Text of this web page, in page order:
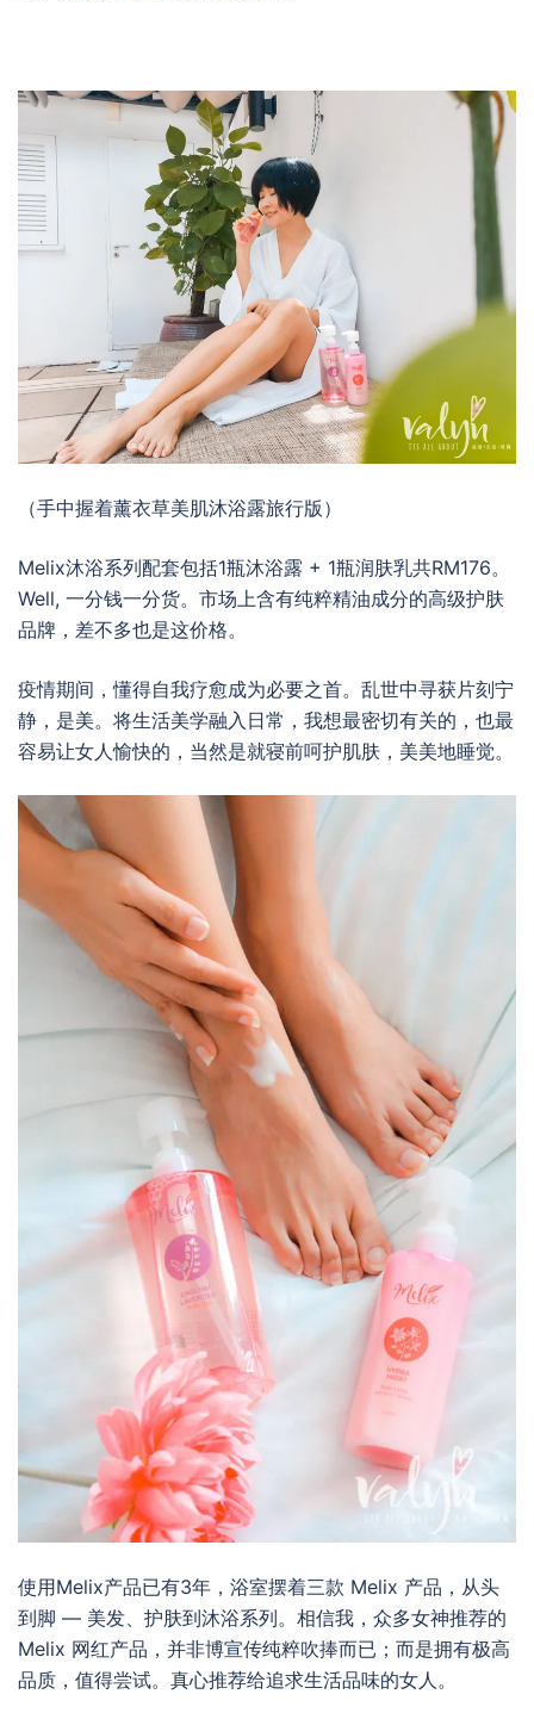
（手中握着薰衣草美肌沐浴露旅行版 ）
Melix沐浴系列配套包括1瓶沐浴露 + 1瓶润肤乳共RM176。
Well, 一分钱一分货。市场上含有纯粹精油成分的高级护肤
品牌，差不多也是这价格。
疫情期间，懂得自我疗愈成为必要之首。乱世中寻获片刻宁
静，是美。将生活美学融入日常，我想最密切有关的，也最
容易让女人愉快的，当然是就寝前呵护肌肤，美美地睡觉。
使用Melix产品已有3年，浴室摆着三款 Melix 产品，从头
到脚 — 美发、护肤到沐浴系列。相信我，众多女神推荐的
Melix 网红产品，并非博宣传纯粹吹捧而已；而是拥有极高
品质，值得尝试。真心推荐给追求生活品味的女人。